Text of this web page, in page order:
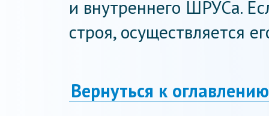
и внутреннего ШРУСа.
строя, осуществляется
Вернуться к оглавлению